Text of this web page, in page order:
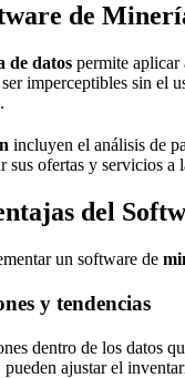
de
de datos permite aplicar
imperceptibles sin el
incluyen el análisis de
sus ofertas y servicios
del
un software de
y tendencias
dentro de los datos
ajustar el